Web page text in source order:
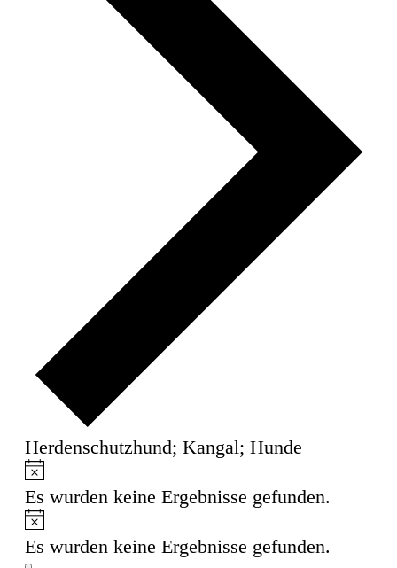
Herdenschutzhund; Kangal; Hunde
Veranstaltungen
Hinweis
Es wurden keine Ergebnisse gefunden.
Hinweis
Es wurden keine Ergebnisse gefunden.